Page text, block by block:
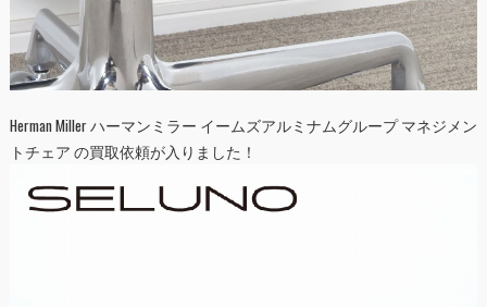
Herman Miller ハーマンミラー イームズアルミナムグループ マネジメン
トチェア の買取依頼が入りました！